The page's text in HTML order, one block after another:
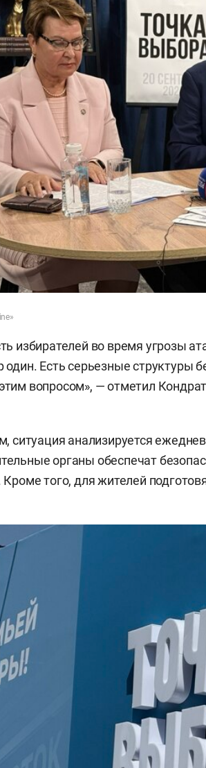
избирателей во время угрозы
один. Есть серьезные структуры
вопросом», — отметил
ситуация анализируется
органы обеспечат
Кроме того, для жителей